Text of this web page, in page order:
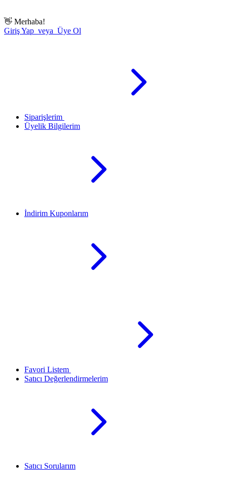
👋 Merhaba!
Giriş Yap veya Üye Ol
Siparişlerim
Üyelik Bilgilerim
İndirim Kuponlarım
Favori Listem
Satıcı Değerlendirmelerim
Satıcı Sorularım